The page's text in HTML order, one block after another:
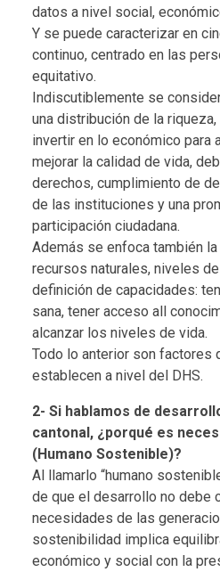
datos a nivel social,
Y se puede caracterizar en
continuo, centrado en las
equitativo.
Indiscutiblemente se
una distribución de la
invertir en lo económico para
mejorar la calidad de vida,
derechos, cumplimiento de
de las instituciones y una
participación ciudadana.
Además se enfoca también
recursos naturales, niveles
definición de capacidades:
sana, tener acceso all
alcanzar los niveles de vida.
Todo lo anterior son factores
establecen a nivel del DHS.
2- Si hablamos de
cantonal, ¿porqué es
(Humano Sostenible)?
Al llamarlo “humano
de que el desarrollo no debe
necesidades de las
sostenibilidad implica
económico y social con la